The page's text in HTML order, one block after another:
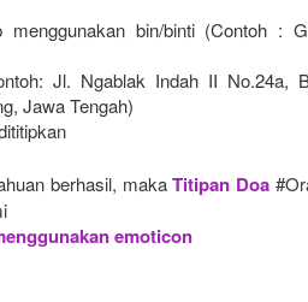
menggunakan bin/binti (Contoh :
Jl. Ngablak Indah II No.24a,
Jawa Tengah)
berhasil, maka Titipan Doa
emoticon